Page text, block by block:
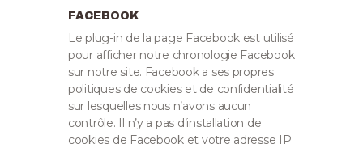
FACEBOOK
Le plug-in de la page Facebook est utilisé
pour afficher notre chronologie Facebook
sur notre site. Facebook a ses propres
politiques de cookies et de confidentialité
sur lesquelles nous n’avons aucun
contrôle. Il n’y a pas d’installation de
cookies de Facebook et votre adresse IP